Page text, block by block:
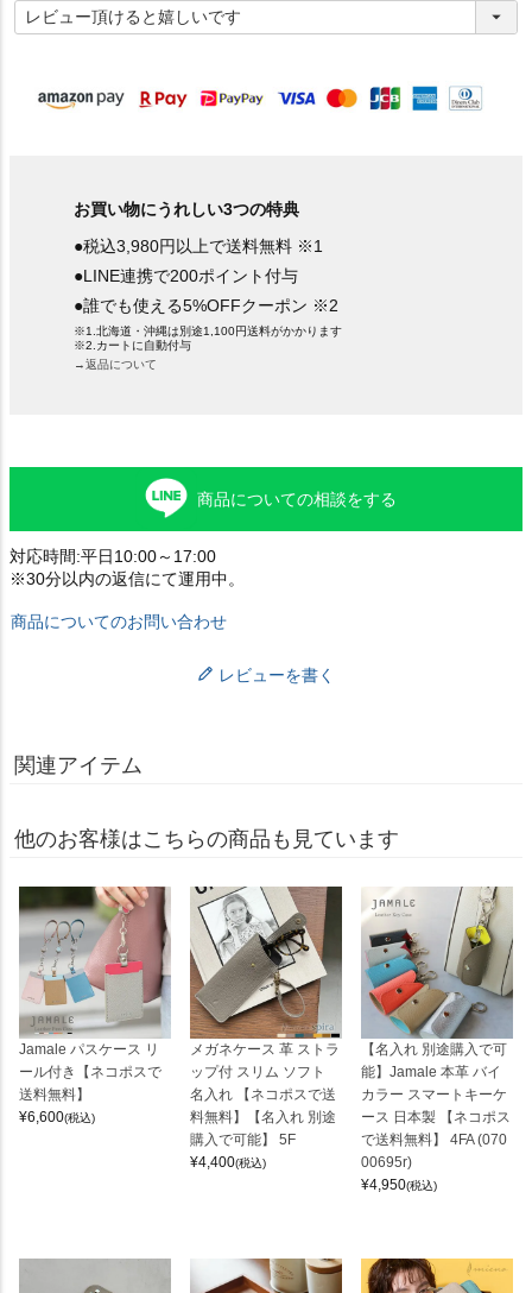
必
須
お買い物にうれしい3つの特典
●税込3,980円以上で送料無料 ※1
●LINE連携で200ポイント付与
●誰でも使える5%OFFクーポン ※2
※1.北海道・沖縄は別途1,100円送料がかかります
※2.カートに自動付与
→返品について
商品についての相談をする
対応時間:平日10:00～17:00
※30分以内の返信にて運用中。
商品についてのお問い合わせ
レビューを書く
関連アイテム
他のお客様はこちらの商品も見ています
Jamale パスケース リ
ール付き【ネコポスで
送料無料】
¥6,600(税込)
メガネケース 革 ストラ
ップ付 スリム ソフト
名入れ 【ネコポスで送
料無料】【名入れ 別途
購入で可能】 5F
¥4,400(税込)
【名入れ 別途購入で可
能】Jamale 本革 バイ
カラー スマートキーケ
ース 日本製 【ネコポス
で送料無料】 4FA (070
00695r)
¥4,950(税込)